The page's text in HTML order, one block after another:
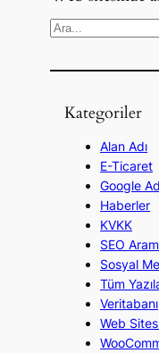
A
a
Kategoriler
Alan Adı
E-Ticaret
Google
Haberler
KVKK
SEO
Sosyal
Tüm
Veritabanı
Web